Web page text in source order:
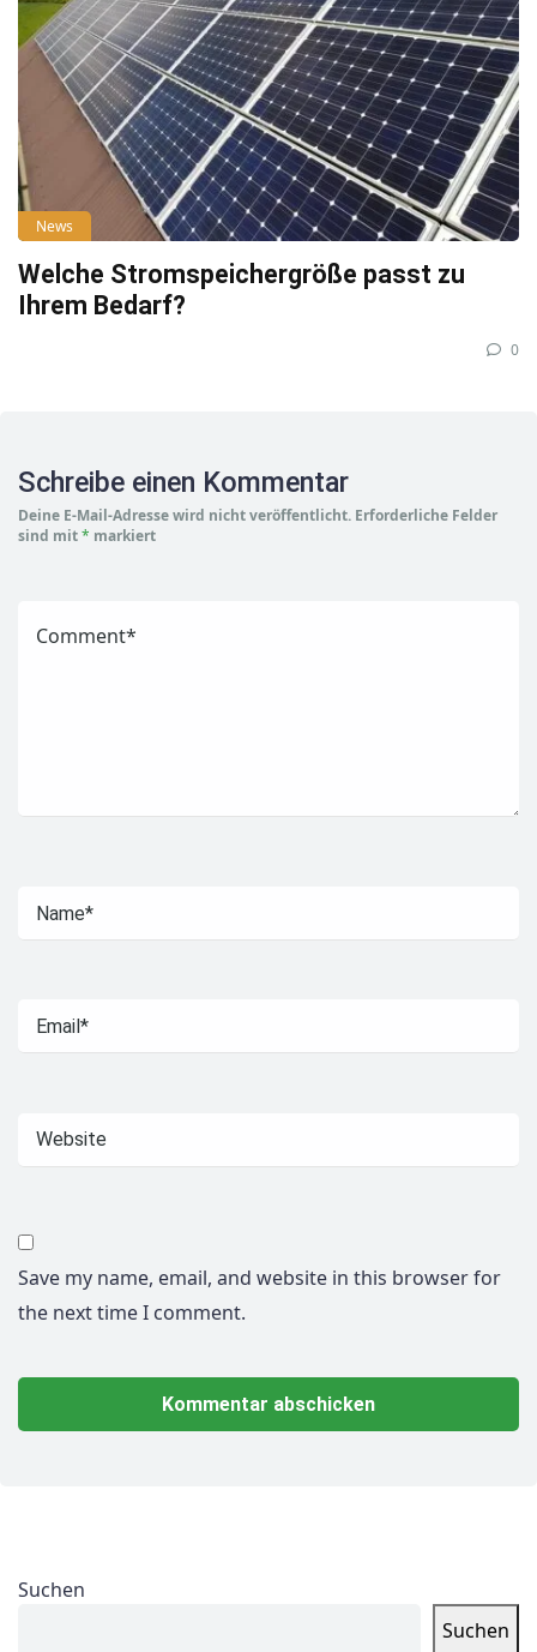
News
Welche Stromspeichergröße passt zu
Ihrem Bedarf?
0
Schreibe einen Kommentar
Deine E-Mail-Adresse wird nicht veröffentlicht. Erforderliche Felder
sind mit* markiert
Save my name, email, and website in this browser for
the next time I comment.
Suchen
Suchen